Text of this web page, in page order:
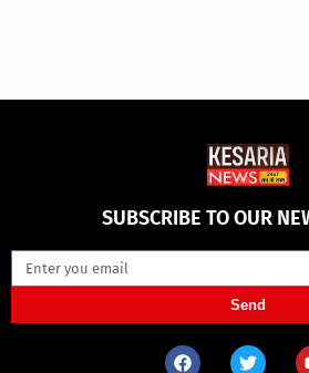
SUBSCRIBE TO OUR
Send